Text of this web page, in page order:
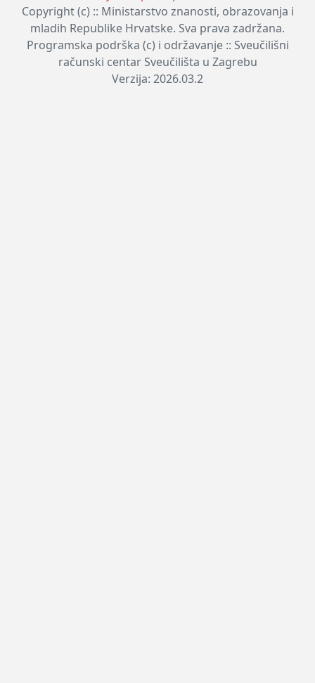
Copyright (c) :: Ministarstvo znanosti, obrazovanja i
mladih Republike Hrvatske. Sva prava zadržana.
Programska podrška (c) i održavanje :: Sveučilišni
računski centar Sveučilišta u Zagrebu
Verzija: 2026.03.2